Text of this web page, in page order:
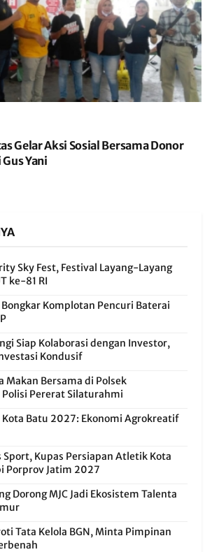
Gelar Aksi Sosial Bersama Donor
Yani
Sky Fest, Festival Layang-Layang
ke-81 RI
Komplotan Pencuri Baterai
Siap Kolaborasi dengan Investor,
Kondusif
Makan Bersama di Polsek
Pererat Silaturahmi
Kota Batu 2027: Ekonomi Agrokreatif
Sport, Kupas Persiapan Atletik Kota
Porprov Jatim 2027
Dorong MJC Jadi Ekosistem Talenta
Tata Kelola BGN, Minta Pimpinan